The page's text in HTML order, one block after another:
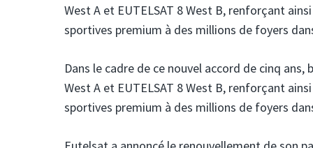
West A et EUTELSAT 8 West B, renforçant
sportives premium à des millions de foyers
Dans le cadre de ce nouvel accord de cinq
West A et EUTELSAT 8 West B, renforçant
sportives premium à des millions de foyers